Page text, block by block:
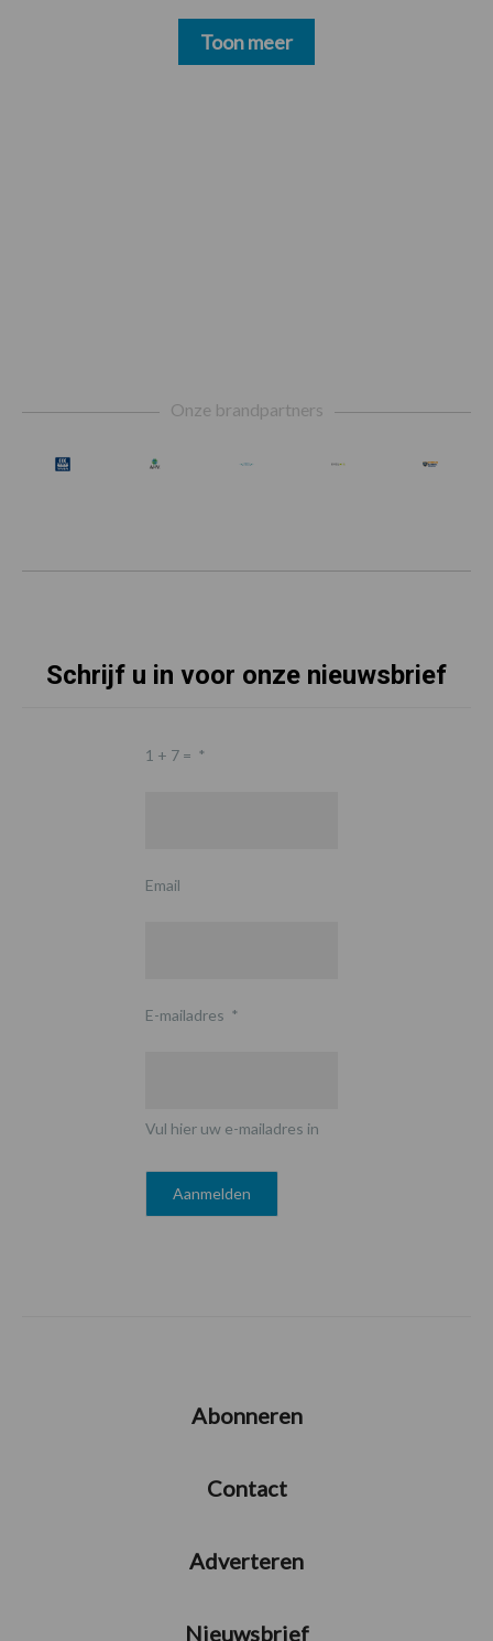
Toon meer
Onze brandpartners
Schrijf u in voor onze nieuwsbrief
1 + 7 = *
Email
E-mailadres *
Vul hier uw e-mailadres in
Abonneren
Contact
Adverteren
Nieuwsbrief